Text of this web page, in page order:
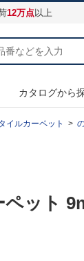
12万点以上
カタログから
イルカーペット
ット